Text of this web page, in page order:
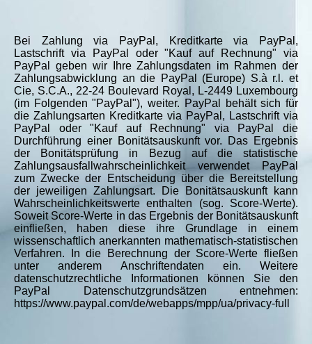
Bei Zahlung via PayPal, Kreditkarte via PayPal,
Lastschrift via PayPal oder "Kauf auf Rechnung" via
PayPal geben wir Ihre Zahlungsdaten im Rahmen der
Zahlungsabwicklung an die PayPal (Europe) S.à r.l. et
Cie, S.C.A., 22-24 Boulevard Royal, L-2449 Luxembourg
(im Folgenden "PayPal"), weiter. PayPal behält sich für
die Zahlungsarten Kreditkarte via PayPal, Lastschrift via
PayPal oder "Kauf auf Rechnung" via PayPal die
Durchführung einer Bonitätsauskunft vor. Das Ergebnis
der Bonitätsprüfung in Bezug auf die statistische
Zahlungsausfallwahrscheinlichkeit verwendet PayPal
zum Zwecke der Entscheidung über die Bereitstellung
der jeweiligen Zahlungsart. Die Bonitätsauskunft kann
Wahrscheinlichkeitswerte enthalten (sog. Score-Werte).
Soweit Score-Werte in das Ergebnis der Bonitätsauskunft
einfließen, haben diese ihre Grundlage in einem
wissenschaftlich anerkannten mathematisch-statistischen
Verfahren. In die Berechnung der Score-Werte fließen
unter anderem Anschriftendaten ein. Weitere
datenschutzrechtliche Informationen können Sie den
PayPal Datenschutzgrundsätzen entnehmen:
https://www.paypal.com/de/webapps/mpp/ua/privacy-full